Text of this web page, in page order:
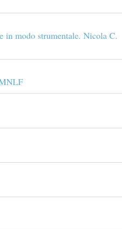
in modo strumentale. Nicola C.